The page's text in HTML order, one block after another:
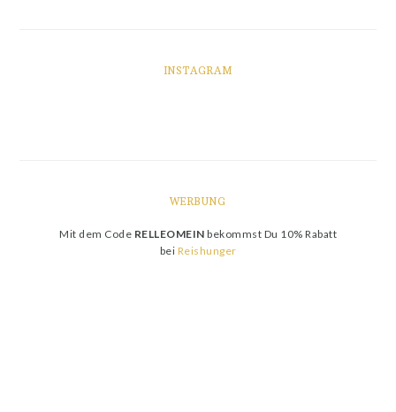
INSTAGRAM
WERBUNG
Mit dem Code RELLEOMEIN bekommst Du 10% Rabatt
bei Reishunger